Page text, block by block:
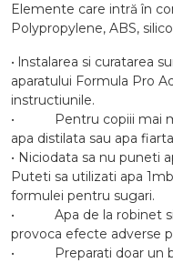
Elemente care intră în
Polypropylene, ABS,
• lnstalarea si curatarea
aparatului Formula Pro
instructiunile.
• Pentru copiii mai
apa distilata sau apa
• Niciodata sa nu puneti
Puteti sa utilizati apa
formulei pentru sugari.
• Apa de la robinet si/
provoca efecte adverse
• Preparati doar un